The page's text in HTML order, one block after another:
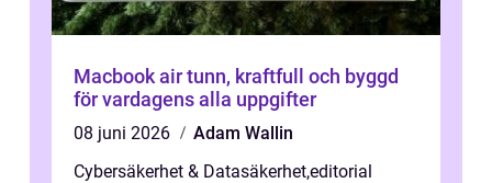
Macbook air tunn, kraftfull och byggd
för vardagens alla uppgifter
08 juni 2026
Adam Wallin
Cybersäkerhet & Datasäkerhet,editorial